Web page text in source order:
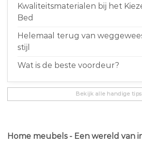
Kwaliteitsmaterialen bij het
Bed
Helemaal terug van
stijl
Wat is de beste voordeur?
Bekijk alle handige tips
Home meubels - Een wereld van